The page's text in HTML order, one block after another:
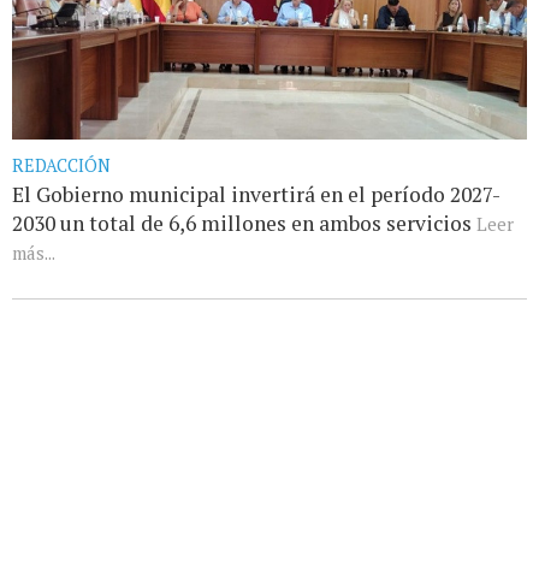
REDACCIÓN
El Gobierno municipal invertirá en el período 2027-
2030 un total de 6,6 millones en ambos servicios Leer
más...